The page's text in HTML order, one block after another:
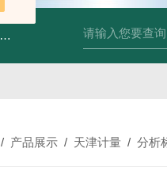
/ 产品展示 / 天津计量 /分析